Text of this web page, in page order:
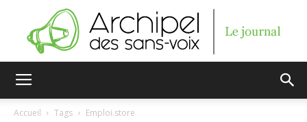
Accueil Tags Emploi.store